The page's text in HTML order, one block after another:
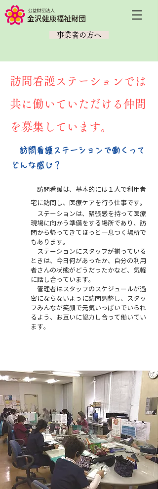
​ 事業者の方へ
訪問看護ステーションでは
共に働いていただける仲間
を募集しています。
訪問看護ステーションで働くって
どんな感じ？
訪問看護は、基本的には１人で利用者
宅に訪問し、医療ケアを行う仕事です。
ステーションは、緊張感を持って医療
現場に向かう準備をする場所であり、訪
問から帰ってきてほっと一息つく場所で
もあります。
​ステーションにスタッフが揃っている
ときは、今日何があったか、自分の利用
者さんの状態がどうだったかなど、気軽
に話し合っています。
管理者はスタッフのスケジュールが過
密にならないように訪問調整し、スタッ
フみんなが笑顔で元気いっぱいでいられ
るよう、お互いに協力し合って働いてい
ます。